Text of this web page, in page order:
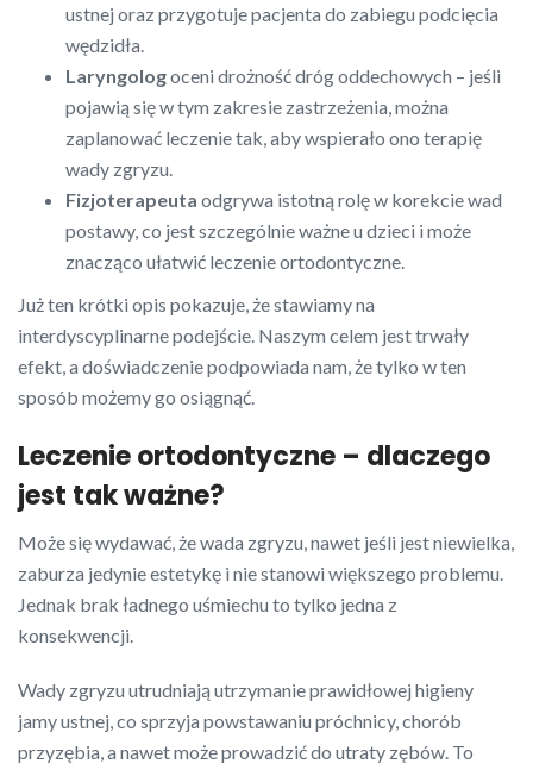
ustnej oraz przygotuje pacjenta do zabiegu podcięcia
wędzidła.
Laryngologoceni drożność dróg oddechowych – jeśli
pojawią się w tym zakresie zastrzeżenia, można
zaplanować leczenie tak, aby wspierało ono terapię
wady zgryzu.
Fizjoterapeuta odgrywa istotną rolę w korekcie wad
postawy, co jest szczególnie ważne u dzieci i może
znacząco ułatwić leczenie ortodontyczne.
Już ten krótki opis pokazuje, że stawiamy na
interdyscyplinarne podejście. Naszym celem jest trwały
efekt, a doświadczenie podpowiada nam, że tylko w ten
sposób możemy go osiągnąć.
Leczenie ortodontyczne – dlaczego
jest tak ważne?
Może się wydawać, że wada zgryzu, nawet jeśli jest niewielka,
zaburza jedynie estetykę i nie stanowi większego problemu.
Jednak brak ładnego uśmiechu to tylko jedna z
konsekwencji.
Wady zgryzu utrudniają utrzymanie prawidłowej higieny
jamy ustnej, co sprzyja powstawaniu próchnicy, chorób
przyzębia, a nawet może prowadzić do utraty zębów. To